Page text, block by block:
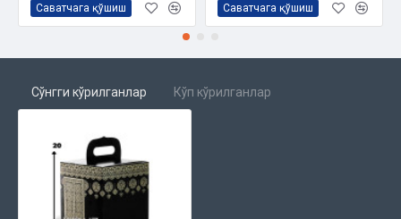
Саватчага қўшиш Саватчага қўшиш
Сўнгги кўрилганлар Кўп кўрилганлар